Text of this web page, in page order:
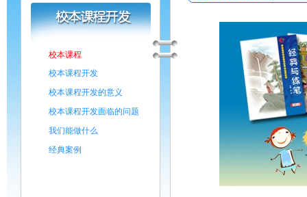
校本课程
校本课程开发
校本课程开发的意义
校本课程开发面临的问题
我们能做什么
经典案例